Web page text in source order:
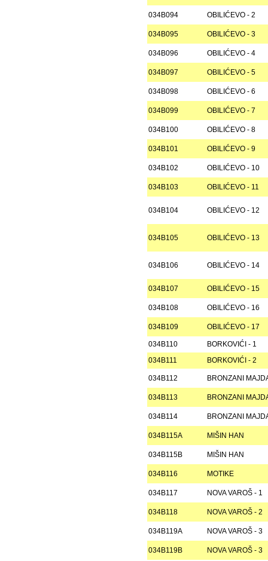
034B094 OBILIĆEVO - 2
034B095 OBILIĆEVO - 3
034B096 OBILIĆEVO - 4
034B097 OBILIĆEVO - 5
034B098 OBILIĆEVO - 6
034B099 OBILIĆEVO - 7
034B100 OBILIĆEVO - 8
034B101 OBILIĆEVO - 9
034B102 OBILIĆEVO - 10
034B103 OBILIĆEVO - 11
034B104 OBILIĆEVO - 12
034B105 OBILIĆEVO - 13
034B106 OBILIĆEVO - 14
034B107 OBILIĆEVO - 15
034B108 OBILIĆEVO - 16
034B109 OBILIĆEVO - 17
034B110
BORKOVIĆI - 1
034B111
BORKOVIĆI - 2
034B112 BRONZANI
034B113 BRONZANI
034B114 BRONZANI
034B115A MIŠIN HAN
034B115B MIŠIN HAN
034B116 MOTIKE
034B117 NOVA VAROŠ - 1
034B118 NOVA VAROŠ - 2
034B119A NOVA VAROŠ - 3
034B119B NOVA VAROŠ - 3